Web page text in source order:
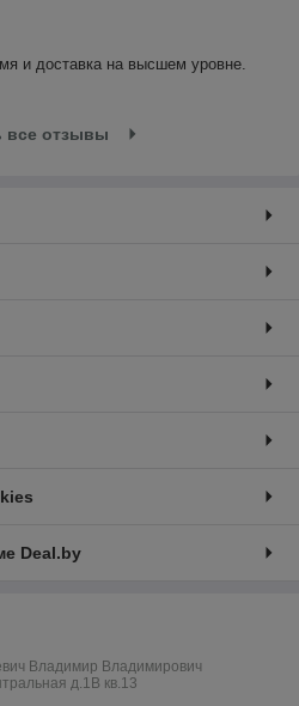
и доставка на высшем уровне.
все отзывы
Deal.by
Владимир Владимирович
д.1В кв.13